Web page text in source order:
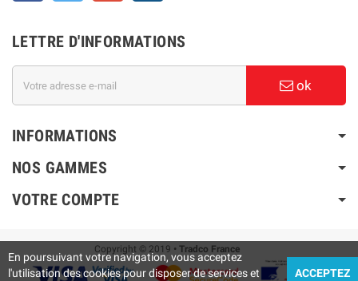
LETTRE D'INFORMATIONS
ok
INFORMATIONS
NOS GAMMES
VOTRE COMPTE
Copyright © 2019 • Tradco France
En poursuivant votre navigation, vous acceptez
l'utilisation des cookies pour disposer de services et
ACCEPTEZ